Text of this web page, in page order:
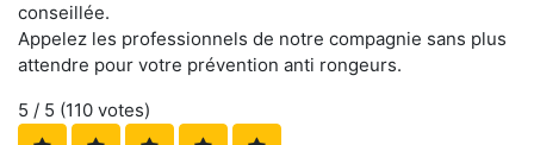
conseillée.
Appelez les professionnels de notre compagnie sans plus
attendre pour votre prévention anti rongeurs.
5 / 5 (110 votes)